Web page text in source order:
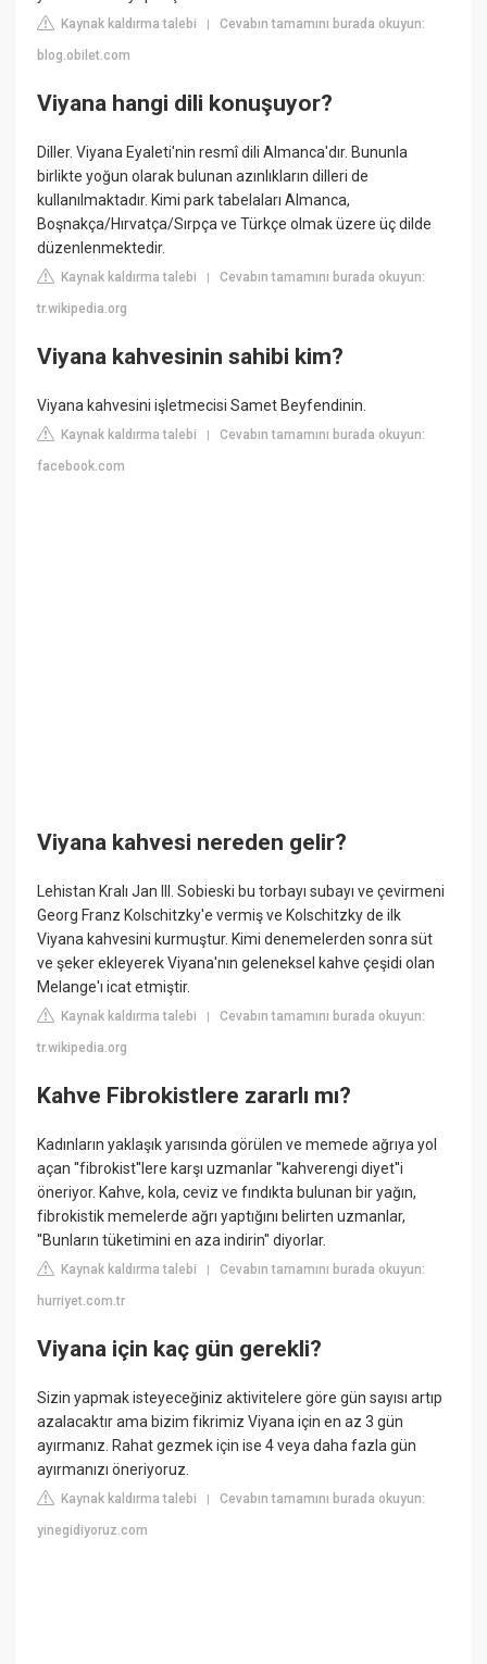
Kaynak kaldırma talebi |Cevabın tamamını burada okuyun:
blog.obilet.com
Viyana hangi dili konuşuyor?
Diller. Viyana Eyaleti'nin resmî dili Almanca'dır. Bununla
birlikte yoğun olarak bulunan azınlıkların dilleri de
kullanılmaktadır. Kimi park tabelaları Almanca,
Boşnakça/Hırvatça/Sırpça ve Türkçe olmak üzere üç dilde
düzenlenmektedir.
Kaynak kaldırma talebi |Cevabın tamamını burada okuyun:
tr.wikipedia.org
Viyana kahvesinin sahibi kim?
Viyana kahvesini işletmecisi Samet Beyfendinin.
Kaynak kaldırma talebi |Cevabın tamamını burada okuyun:
facebook.com
Viyana kahvesi nereden gelir?
Lehistan Kralı Jan III. Sobieski bu torbayı subayı ve çevirmeni
Georg Franz Kolschitzky'e vermiş ve Kolschitzky de ilk
Viyana kahvesini kurmuştur. Kimi denemelerden sonra süt
ve şeker ekleyerek Viyana'nın geleneksel kahve çeşidi olan
Melange'ı icat etmiştir.
Kaynak kaldırma talebi |Cevabın tamamını burada okuyun:
tr.wikipedia.org
Kahve Fibrokistlere zararlı mı?
Kadınların yaklaşık yarısında görülen ve memede ağrıya yol
açan ''fibrokist''lere karşı uzmanlar ''kahverengi diyet''i
öneriyor. Kahve, kola, ceviz ve fındıkta bulunan bir yağın,
fibrokistik memelerde ağrı yaptığını belirten uzmanlar,
''Bunların tüketimini en aza indirin'' diyorlar.
Kaynak kaldırma talebi |Cevabın tamamını burada okuyun:
hurriyet.com.tr
Viyana için kaç gün gerekli?
Sizin yapmak isteyeceğiniz aktivitelere göre gün sayısı artıp
azalacaktır ama bizim fikrimiz Viyana için en az 3 gün
ayırmanız. Rahat gezmek için ise 4 veya daha fazla gün
ayırmanızı öneriyoruz.
Kaynak kaldırma talebi |Cevabın tamamını burada okuyun:
yinegidiyoruz.com